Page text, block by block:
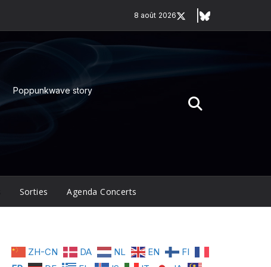
8 août 2026
Poppunkwave story
Sorties Agenda Concerts
ZH-CN DA NL EN
FI